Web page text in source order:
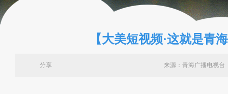
【大美短视频·这就是青
来源：青海广播电视
分享